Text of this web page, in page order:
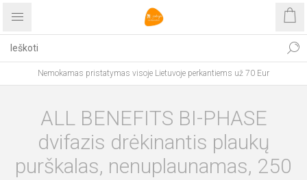
Nemokamas pristatymas visoje Lietuvoje perkantiems už 70 Eur
ALL BENEFITS BI-PHASE
dvifazis drėkinantis plaukų
purškalas, nenuplaunamas, 250